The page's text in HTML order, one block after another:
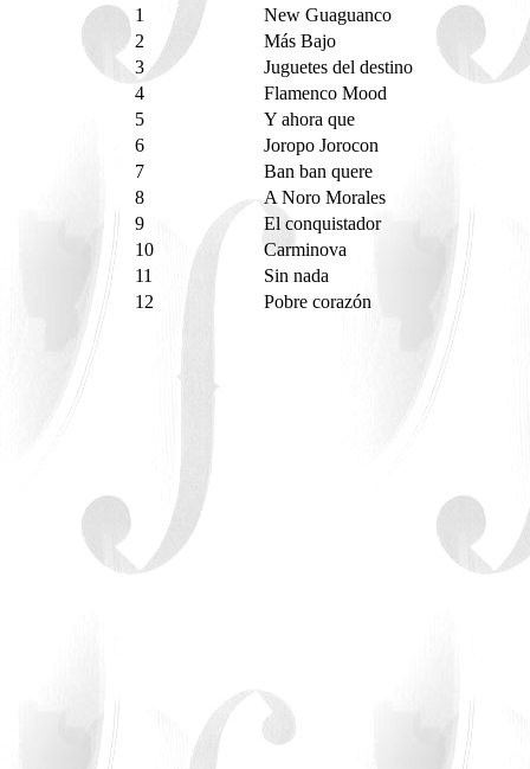
1
New Guaguanco
2
Más Bajo
3
Juguetes del destino
4
Flamenco Mood
5
Y ahora que
6
Joropo Jorocon
7
Ban ban quere
8
A Noro Morales
9
El conquistador
10
Carminova
11
Sin nada
12
Pobre corazón